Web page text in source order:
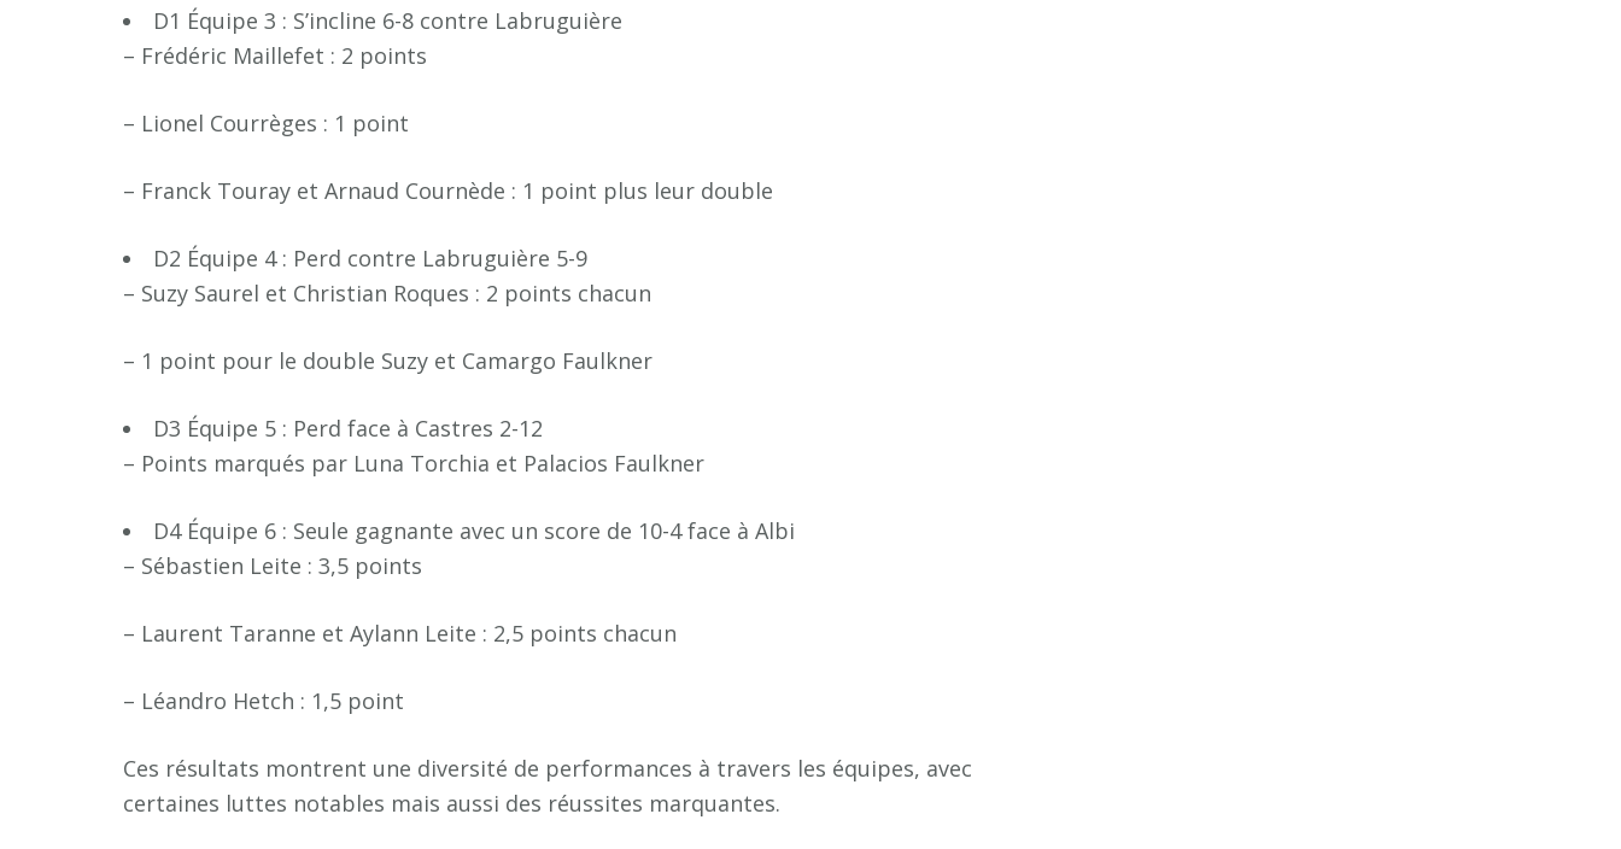
D1 Équipe 3 : S’incline 6-8 contre Labruguière
– Frédéric Maillefet : 2 points
– Lionel Courrèges : 1 point
– Franck Touray et Arnaud Cournède : 1 point plus leur double
D2 Équipe 4 : Perd contre Labruguière 5-9
– Suzy Saurel et Christian Roques : 2 points chacun
– 1 point pour le double Suzy et Camargo Faulkner
D3 Équipe 5 : Perd face à Castres 2-12
– Points marqués par Luna Torchia et Palacios Faulkner
D4 Équipe 6 : Seule gagnante avec un score de 10-4 face à Albi
– Sébastien Leite : 3,5 points
– Laurent Taranne et Aylann Leite : 2,5 points chacun
– Léandro Hetch : 1,5 point
Ces résultats montrent une diversité de performances à travers les équipes, avec
certaines luttes notables mais aussi des réussites marquantes.